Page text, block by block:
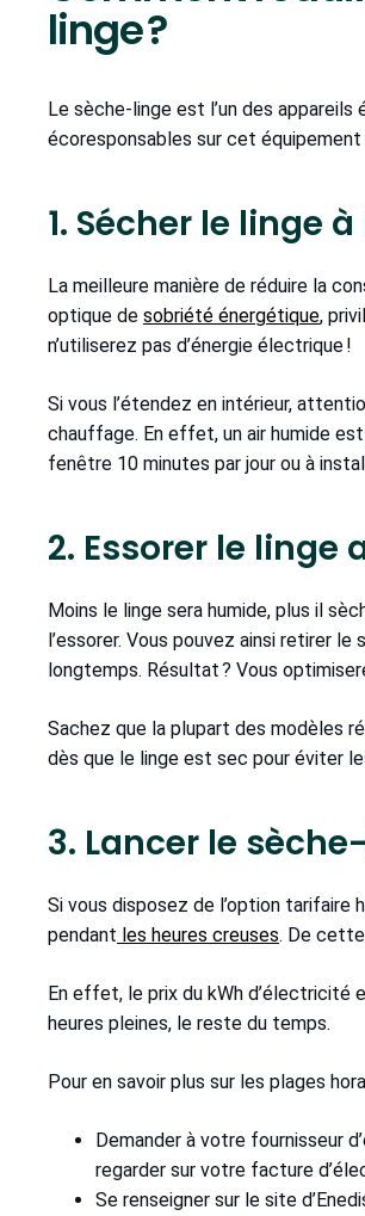
linge ?
Le sèche-linge est l’un des
écoresponsables sur cet
1. Sécher le linge
La meilleure manière de réduire la
optique de sobriété énergétique,
n’utiliserez pas d’énergie électrique !
Si vous l’étendez en intérieur,
chauffage. En effet, un air humide
fenêtre 10 minutes par jour ou à
2. Essorer le
Moins le linge sera humide, plus il
l’essorer. Vous pouvez ainsi retirer
longtemps. Résultat ? Vous
Sachez que la plupart des modèles
dès que le linge est sec pour éviter
3. Lancer le
Si vous disposez de l’option tarifaire
pendant les heures creuses. De
En effet, le prix du kWh d’électricité
heures pleines, le reste du temps.
Pour en savoir plus sur les plages
Demander à votre fournisseur
regarder sur votre facture
Se renseigner sur le site